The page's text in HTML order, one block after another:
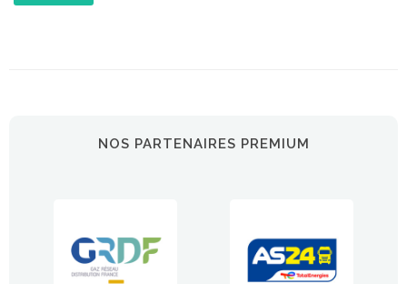
NOS PARTENAIRES PREMIUM